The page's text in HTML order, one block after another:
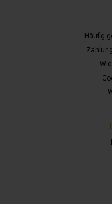
Häufig